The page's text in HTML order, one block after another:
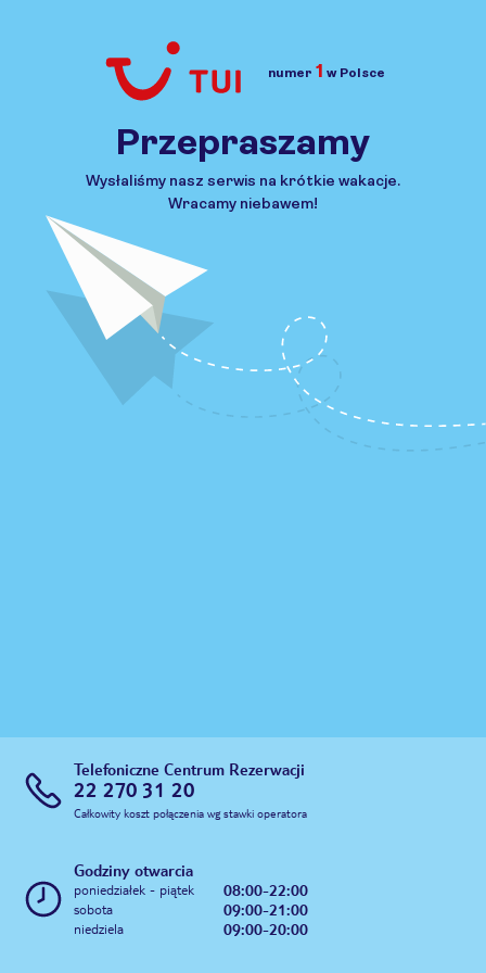
Przejdź do TUI.pl
numer 1 w Polsce
Przepraszamy
Wysłaliśmy nasz serwis na krótkie wakacje.
Wracamy niebawem!
Telefoniczne Centrum Rezerwacji
22 270 31 20
Całkowity koszt połączenia wg stawki operatora
Godziny otwarcia
poniedziałek - piątek 08:00-22:00
sobota 09:00-21:00
niedziela 09:00-20:00